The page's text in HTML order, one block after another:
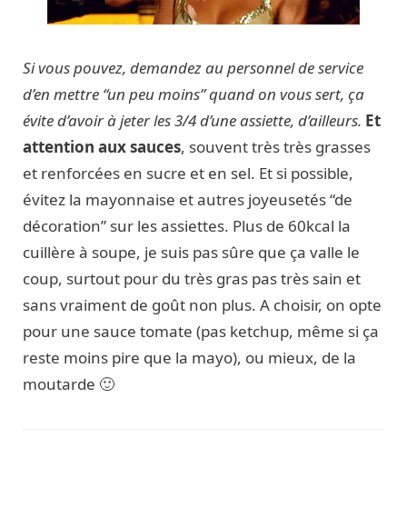
Si vous pouvez, demandez au personnel de service
d’en mettre “un peu moins” quand on vous sert, ça
évite d’avoir à jeter les 3/4 d’une assiette, d’ailleurs. Et
attention aux sauces, souvent très très grasses
et renforcées en sucre et en sel. Et si possible,
évitez la mayonnaise et autres joyeusetés “de
décoration” sur les assiettes. Plus de 60kcal la
cuillère à soupe, je suis pas sûre que ça valle le
coup, surtout pour du très gras pas très sain et
sans vraiment de goût non plus. A choisir, on opte
pour une sauce tomate (pas ketchup, même si ça
reste moins pire que la mayo), ou mieux, de la
moutarde 🙂